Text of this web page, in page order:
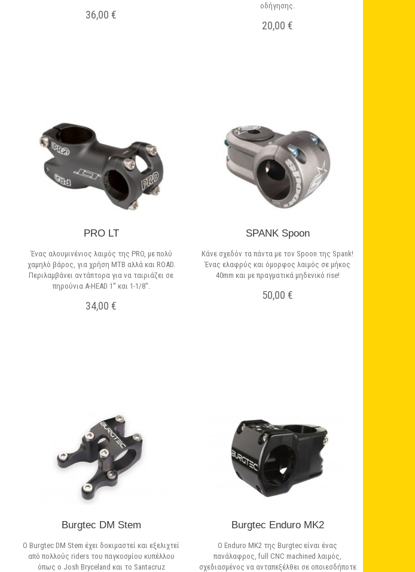
36,00 €
οδήγησης.
20,00 €
PRO LT
Ένας αλουμινένιος λαιμός της PRO, με πολύ
χαμηλό βάρος, για χρήση MTB αλλά και ROAD.
Περιλαμβάνει αντάπτορα για να ταιριάζει σε
πηρούνια A-HEAD 1'' και 1-1/8''.
34,00 €
SPANK Spoon
Κάνε σχεδόν τα πάντα με τον Spoon της Spank!
Ένας ελαφρύς και όμορφος λαιμός σε μήκος
40mm και με πραγματικά μηδενικό rise!
50,00 €
Burgtec DM Stem
Ο Burgtec DM Stem έχει δοκιμαστεί και εξελιχτεί
από πολλούς riders του παγκοσμίου κυπέλλου
όπως ο Josh Bryceland και το Santacruz
Burgtec Enduro MK2
Ο Enduro MK2 της Burgtec είναι ένας
πανάλαφρος, full CNC machined λαιμός,
σχεδιασμένος να ανταπεξέλθει σε οποιεσδήποτε